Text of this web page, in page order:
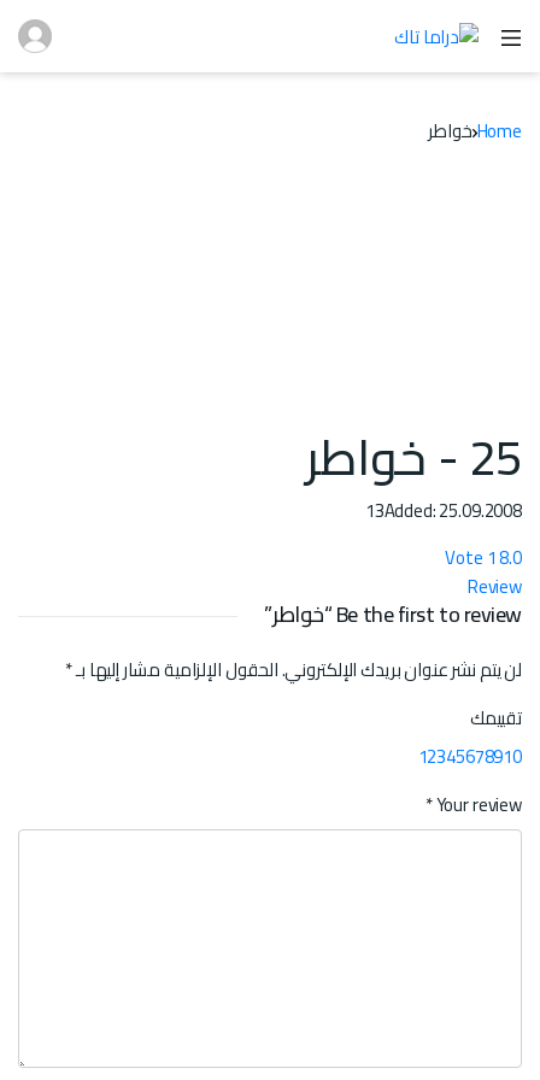
Homeخواطر
25 - خواطر
13Added: 25.09.2008
8.0
1
Review
Be the first to review “خواطر”
لن يتم نشر عنوان بريدك الإلكتروني.الحقول الإلزامية مشار إليها بـ*
تقييمك
12345678910
Your review
*